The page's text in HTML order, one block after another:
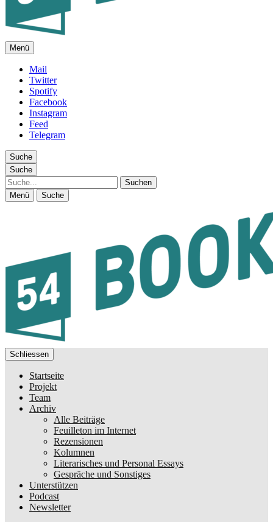
FEUILLETON IM INTERNET
Menü
Mail
Twitter
Spotify
Facebook
Instagram
Feed
Telegram
Suche
Suche
Suche
Menü Suche
Schliessen
Startseite
Projekt
Team
Archiv
Alle Beiträge
Feuilleton im Internet
Rezensionen
Kolumnen
Literarisches und Personal Essays
Gespräche und Sonstiges
Unterstützen
Podcast
Newsletter